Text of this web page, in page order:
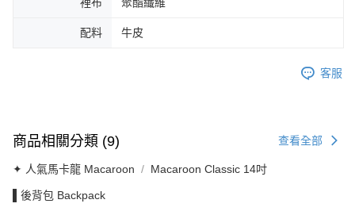
裡布 聚酯纖維
配料 牛皮
客服
商品相關分類 (9) 查看全部
✦ 人氣馬卡龍 Macaroon Macaroon Classic 14吋
▌後背包 Backpack